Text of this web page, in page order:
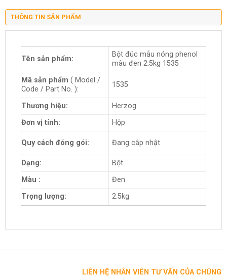
THÔNG TIN SẢN PHẨM
Tên sản phẩm:
Bột đúc mẫu nóng phenol
màu đen 2.5kg 1535
Mã sản phẩm ( Model /
Code / Part No. ):
1535
Thương hiệu:
Herzog
Đơn vị tính:
Hộp
Quy cách đóng gói: Đang cập nhật
Dạng:
Bột
Màu :
Đen
Trọng lượng:
2.5kg
LIÊN HỆ NHÂN VIÊN TƯ VẤN CỦA CHÚNG